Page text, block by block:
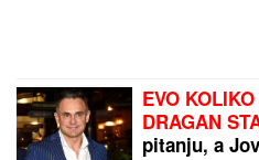
EVO
DRAGAN
pitanju, a